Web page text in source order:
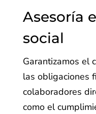
Asesoría
social
Garantizamos el
las obligaciones
colaboradores
como el